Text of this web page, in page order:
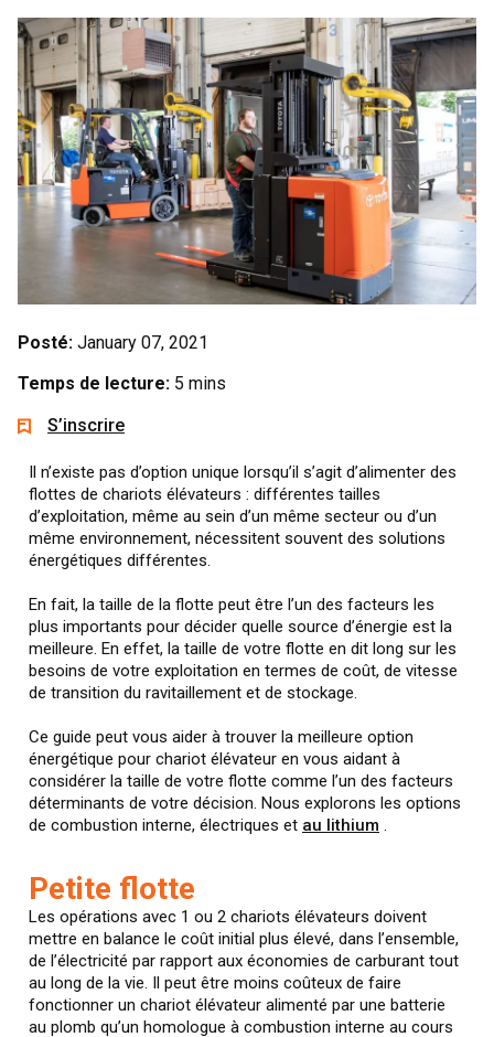
Posté: January 07, 2021
Temps de lecture: 5 mins
S’inscrire
Il n’existe pas d’option unique lorsqu’il s’agit d’alimenter des
flottes de chariots élévateurs : différentes tailles
d’exploitation, même au sein d’un même secteur ou d’un
même environnement, nécessitent souvent des solutions
énergétiques différentes.
En fait, la taille de la flotte peut être l’un des facteurs les
plus importants pour décider quelle source d’énergie est la
meilleure. En effet, la taille de votre flotte en dit long sur les
besoins de votre exploitation en termes de coût, de vitesse
de transition du ravitaillement et de stockage.
Ce guide peut vous aider à trouver la meilleure option
énergétique pour chariot élévateur en vous aidant à
considérer la taille de votre flotte comme l’un des facteurs
déterminants de votre décision. Nous explorons les options
de combustion interne, électriques et au lithium .
Petite flotte
Les opérations avec 1 ou 2 chariots élévateurs doivent
mettre en balance le coût initial plus élevé, dans l’ensemble,
de l’électricité par rapport aux économies de carburant tout
au long de la vie. Il peut être moins coûteux de faire
fonctionner un chariot élévateur alimenté par une batterie
au plomb qu’un homologue à combustion interne au cours